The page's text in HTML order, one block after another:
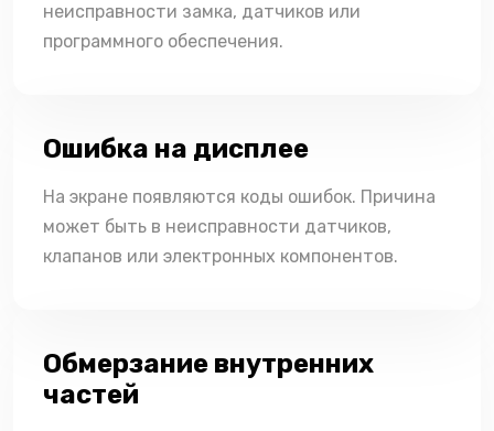
неисправности замка, датчиков или
программного обеспечения.
Ошибка на дисплее
На экране появляются коды ошибок. Причина
может быть в неисправности датчиков,
клапанов или электронных компонентов.
Обмерзание внутренних
частей